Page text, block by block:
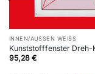
INNEN/AUSSEN WEISS
Kunststofffenster Dreh-
95,28 €